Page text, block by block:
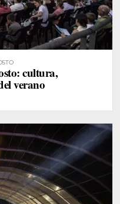
cultura,
verano